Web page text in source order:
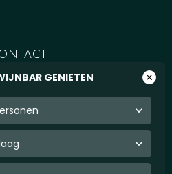
GENIETEN close
keyboard_arrow_down
keyboard_arrow_down
759059